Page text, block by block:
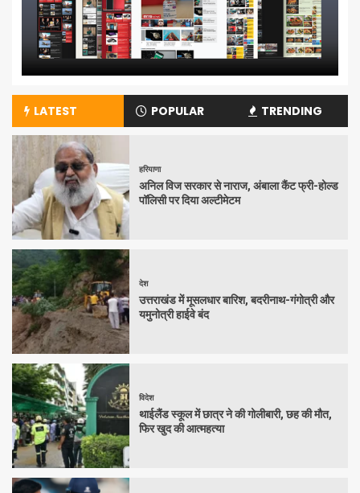
LATEST POPULAR TRENDING
हरियाणा
अनिल विज सरकार से नाराज, अंबाला कैंट फ्री-होल्ड
पॉलिसी पर दिया अल्टीमेटम
देश
उत्तराखंड में मूसलधार बारिश, बदरीनाथ-गंगोत्री और
यमुनोत्री हाईवे बंद
विदेश
थाईलैंड स्कूल में छात्र ने की गोलीबारी, छह की मौत,
फिर खुद की आत्महत्या